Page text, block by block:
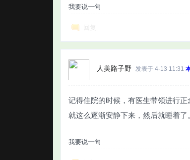
我要说一句
人美路子野 发表于 4-13 11:31
记得住院的时候，有医生带领进行
就这么逐渐安静下来，然后就睡着了
我要说一句